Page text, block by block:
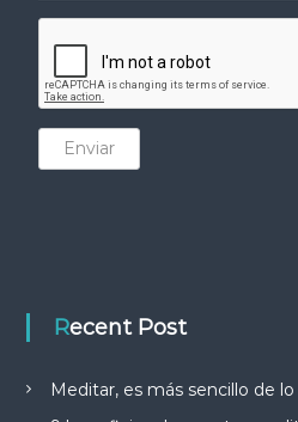
Enviar
Recent Post
Meditar, es más sencillo de